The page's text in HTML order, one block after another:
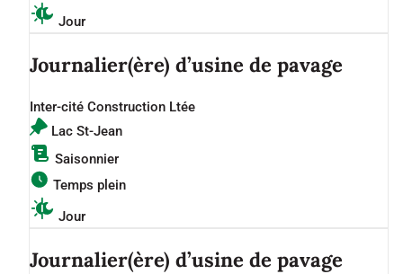
Jour
Journalier(ère) d’usine de pavage
Inter-cité Construction Ltée
Lac St-Jean
Saisonnier
Temps plein
Jour
Journalier(ère) d’usine de pavage